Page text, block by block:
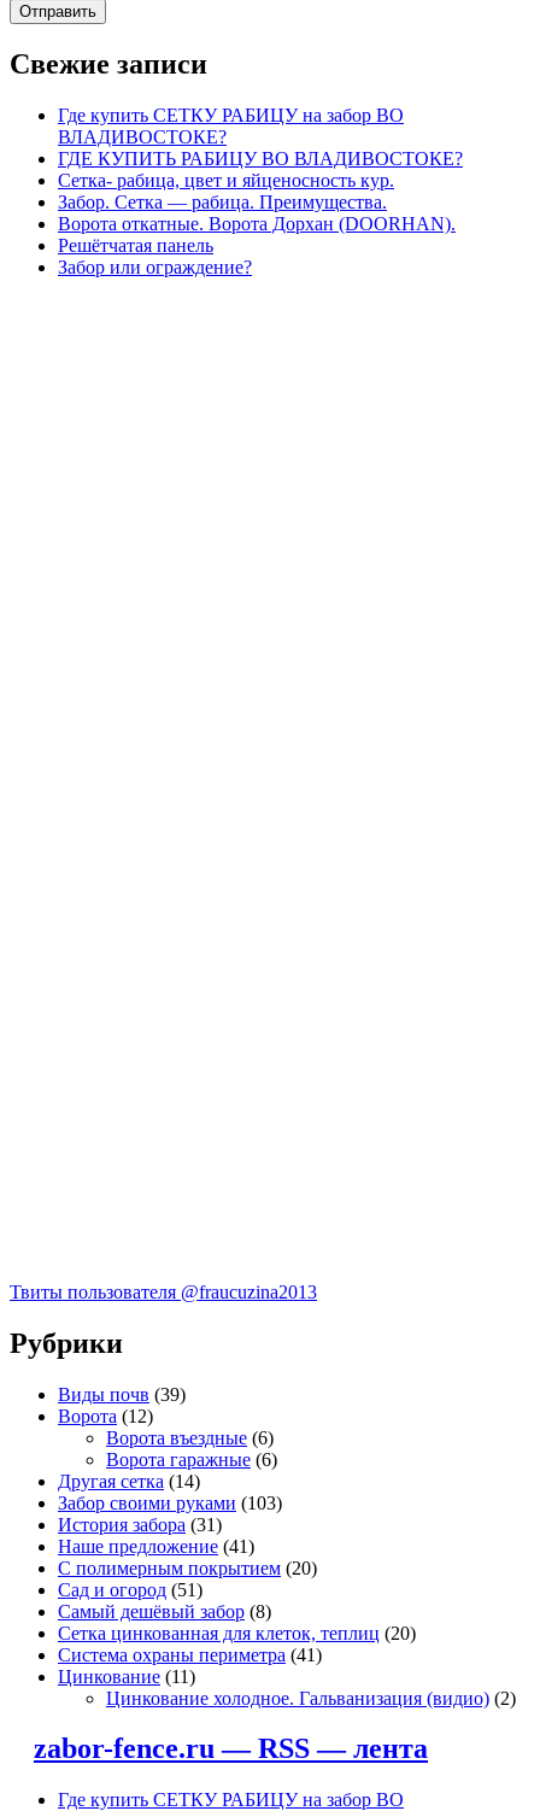
Свежие записи
Где купить СЕТКУ РАБИЦУ на забор ВО
ВЛАДИВОСТОКЕ?
ГДЕ КУПИТЬ РАБИЦУ ВО ВЛАДИВОСТОКЕ?
Сетка- рабица, цвет и яйценосность кур.
Забор. Сетка — рабица. Преимущества.
Ворота откатные. Ворота Дорхан (DOORHAN).
Решётчатая панель
Забор или ограждение?
Твиты пользователя @fraucuzina2013
Рубрики
Виды почв (39)
Ворота (12)
Ворота въездные (6)
Ворота гаражные (6)
Другая сетка (14)
Забор своими руками (103)
История забора (31)
Наше предложение (41)
С полимерным покрытием (20)
Сад и огород (51)
Самый дешёвый забор (8)
Сетка цинкованная для клеток, теплиц (20)
Система охраны периметра (41)
Цинкование (11)
Цинкование холодное. Гальванизация (видио) (2)
zabor-fence.ru — RSS — лента
Где купить СЕТКУ РАБИЦУ на забор ВО